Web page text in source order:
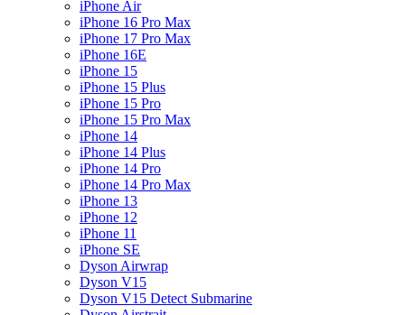
iPhone Air
iPhone 16 Pro Max
iPhone 17 Pro Max
iPhone 16E
iPhone 15
iPhone 15 Plus
iPhone 15 Pro
iPhone 15 Pro Max
iPhone 14
iPhone 14 Plus
iPhone 14 Pro
iPhone 14 Pro Max
iPhone 13
iPhone 12
iPhone 11
iPhone SE
Dyson Airwrap
Dyson V15
Dyson V15 Detect Submarine